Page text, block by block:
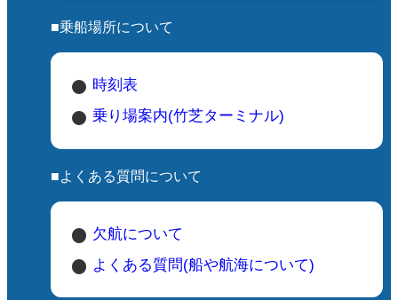
■乗船場所について
時刻表
乗り場案内(竹芝ターミナル)
■よくある質問について
欠航について
よくある質問(船や航海について)